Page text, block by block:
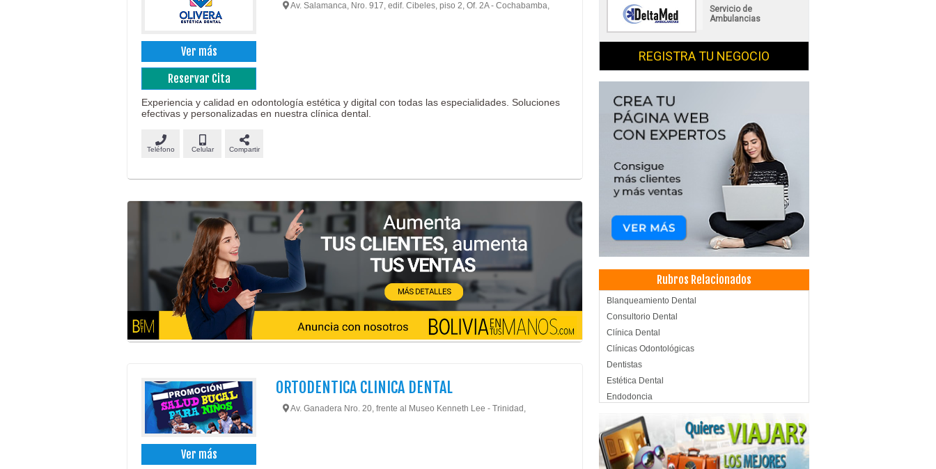
Ver más
Reservar Cita
Av. Salamanca, Nro. 917, edif. Cibeles, piso 2, Of. 2A - Cochabamba,
Experiencia y calidad en odontología estética y digital con todas las especialidades. Soluciones
efectivas y personalizadas en nuestra clínica dental.
Teléfono Celular Compartir
Ver más
ORTODENTICA CLINICA DENTAL
Av. Ganadera Nro. 20, frente al Museo Kenneth Lee - Trinidad,
Servicio de
Ambulancias
REGISTRA TU NEGOCIO
Rubros Relacionados
Blanqueamiento Dental
Consultorio Dental
Clínica Dental
Clínicas Odontológicas
Dentistas
Estética Dental
Endodoncia
Implantes dentales
Limpieza Dental
Médicos Odontólogos Pediatras